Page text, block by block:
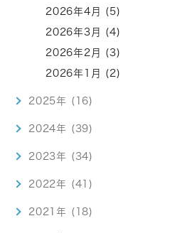
2026年4月 (5)
2026年3月 (4)
2026年2月 (3)
2026年1月 (2)
2025年 (16)
2024年 (39)
2023年 (34)
2022年 (41)
2021年 (18)